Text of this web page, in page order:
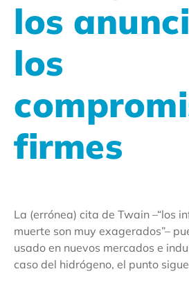
los
los
firmes
La (errónea) cita de Twain –“los
muerte son muy exagerados”–
usado en nuevos mercados e
caso del hidrógeno, el punto